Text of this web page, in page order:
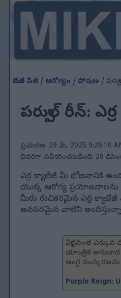
మొదటి పేజీ / ఆరోగ్యం / పోషణ /
పర్పుల్ రీన్:
ప్రచురణ: 29 మే, 2025 9:26:10
చివరిగా నవీకరించబడింది: 28
ఎర్ర క్యాబేజీ మీ భోజనానికి
యొక్క ఆరోగ్య ప్రయోజనాలను
మీరు రుచికరమైన ఎర్ర
అవసరమైన వాటిని
వీలైనంత ఎక్కువ
యాంత్రిక
ఆంగ్ల
Purple Reign: